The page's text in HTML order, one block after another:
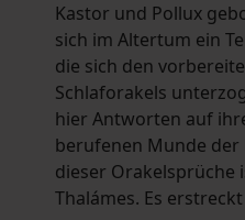
Kastor und Pollux
sich im Altertum ein
die sich den
Schlaforakels
hier Antworten auf
berufenen Munde der
dieser Orakelsprüche
Thalámes. Es